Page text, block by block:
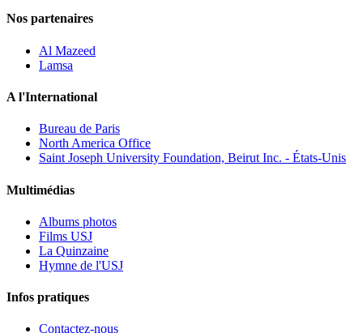
Nos partenaires
Al Mazeed
Lamsa
A l'International
Bureau de Paris
North America Office
Saint Joseph University Foundation, Beirut Inc. - États-Unis
Multimédias
Albums photos
Films USJ
La Quinzaine
Hymne de l'USJ
Infos pratiques
Contactez-nous